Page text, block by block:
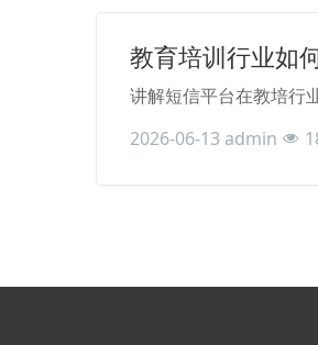
教育培训行业如
讲解短信平台在教培行
2026-06-13 admin